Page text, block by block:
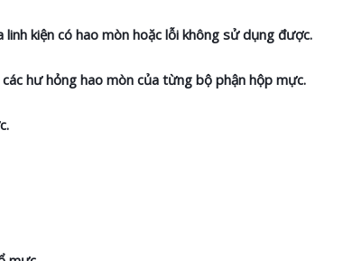
kiện có hao mòn hoặc lỗi không sử dụng được.
hư hỏng hao mòn của từng bộ phận hộp mực.